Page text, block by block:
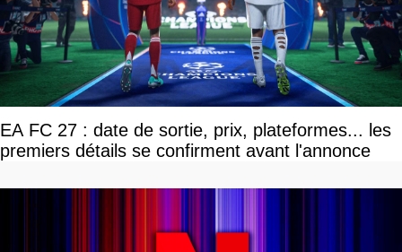
EA FC 27 : date de sortie, prix, plateformes... les
premiers détails se confirment avant l'annonce